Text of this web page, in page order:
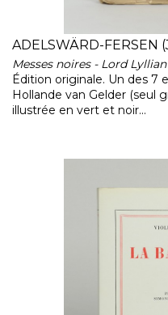
ADELSWÄRD-FERSEN
Messes noires - Lord Lyllian
Édition originale. Un des 7
Hollande van Gelder (seul
illustrée en vert et noir...